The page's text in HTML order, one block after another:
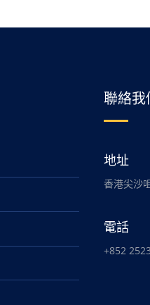
聯絡我
地址
香港尖沙
電話
+852